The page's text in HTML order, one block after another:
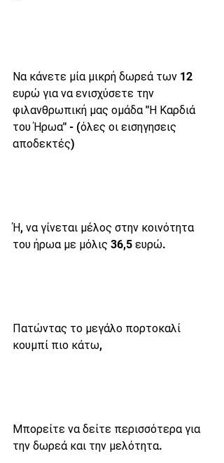
Να κάνετε μία μικρή δωρεά των 12
ευρώ για να ενισχύσετε την
φιλανθρωπική μας ομάδα "Η Καρδιά
του Ήρωα" - (όλες οι εισηγησεις
αποδεκτές)
Ή, να γίνεται μέλος στην κοινότητα
του ήρωα με μόλις 36,5 ευρώ.
Πατώντας το μεγάλο πορτοκαλί
κουμπί πιο κάτω,
Μπορείτε να δείτε περισσότερα για
την δωρεά και την μελότητα.